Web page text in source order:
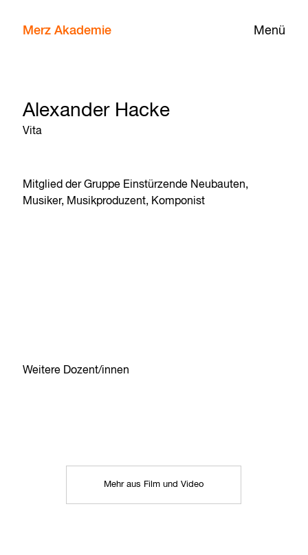
Menü
Merz Akademie
Alexander Hacke
Vita
Mitglied der Gruppe Einstürzende Neubauten,
Musiker, Musikproduzent, Komponist
Weitere Dozent/innen
Mehr aus Film und Video